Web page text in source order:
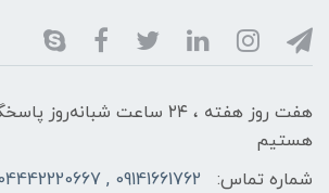
هفت روز هفته ، ۲۴ ساعت
هستیم
شماره تماس:
09141661762 , 04442220667